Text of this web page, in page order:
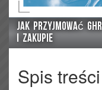
Jak przyjmować
i zakupie
Spis treści